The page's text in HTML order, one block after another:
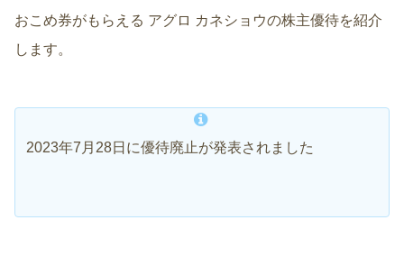
おこめ券がもらえる アグロ カネショウの株主優待を紹介
します。
2023年7月28日に優待廃止が発表されました